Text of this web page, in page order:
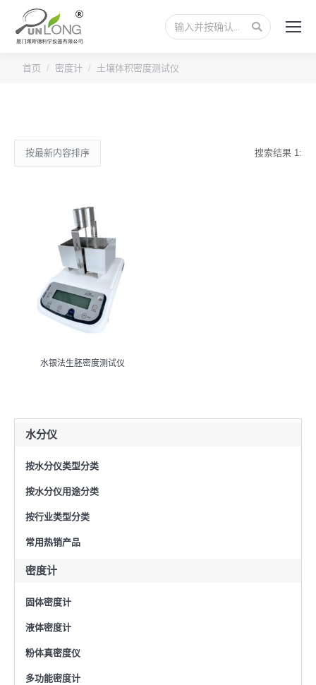
搜
索：
首页 密度计 土壤体积密度测试仪
搜索结果 1:
水银法生胚密度测试仪
水分仪
按水分仪类型分类
按水分仪用途分类
按行业类型分类
常用热销产品
密度计
固体密度计
液体密度计
粉体真密度仪
多功能密度计